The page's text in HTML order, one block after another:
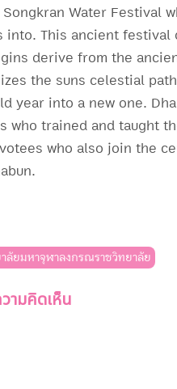
Water Festival
into. This ancient festival
derive from the
the suns celestial
year into a new one.
who trained and taught
who also join the
ลัยมหาจุฬาลงกรณราชวิทยาลัย
ามคิดเห็น